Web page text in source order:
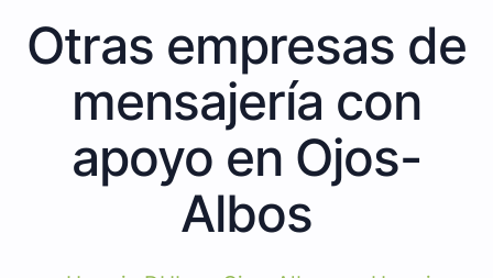
Otras empresas de
mensajería con
apoyo en Ojos-
Albos